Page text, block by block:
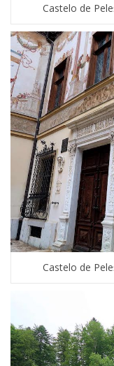
Castelo de
Castelo de